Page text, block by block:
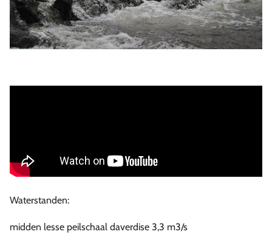
Waterstanden:
midden lesse peilschaal daverdise 3,3 m3/s